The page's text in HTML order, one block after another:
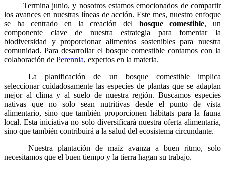
Termina junio, y nosotros estamos emocionados de compartir
los avances en nuestras líneas de acción. Este mes, nuestro enfoque
se ha centrado en la creación del bosque comestible, un
componente clave de nuestra estrategia para fomentar la
biodiversidad y proporcionar alimentos sostenibles para nuestra
comunidad. Para desarrollar el bosque comestible contamos con la
colaboración de Perennia, expertos en la materia.
La planificación de un bosque comestible implica
seleccionar cuidadosamente las especies de plantas que se adaptan
mejor al clima y al suelo de nuestra región. Buscamos especies
nativas que no solo sean nutritivas desde el punto de vista
alimentario, sino que también proporcionen hábitats para la fauna
local. Esta iniciativa no solo diversificará nuestra oferta alimentaria,
sino que también contribuirá a la salud del ecosistema circundante.
Nuestra plantación de maíz avanza a buen ritmo, solo
necesitamos que el buen tiempo y la tierra hagan su trabajo.